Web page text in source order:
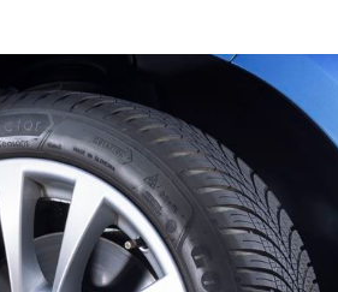
キャデラック
ジープ
BYD
その他
レクサス トヨタ